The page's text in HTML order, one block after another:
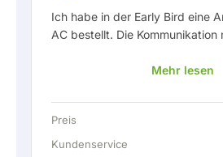
Ich habe in der Early Bird eine
AC bestellt. Die Kommunikation
Kunde sehr angenehm. Rico
und hat sich prima mit
Lieferabsprache wurde sogar
Festanschluss angeboten, um
Mehr lesen
Preis
Kundenservice